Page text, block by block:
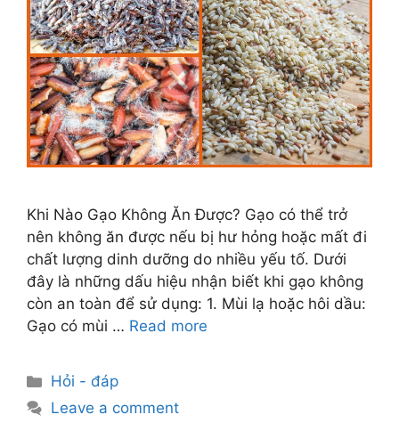
Khi Nào Gạo Không Ăn Được? Gạo có thể trở
nên không ăn được nếu bị hư hỏng hoặc mất đi
chất lượng dinh dưỡng do nhiều yếu tố. Dưới
đây là những dấu hiệu nhận biết khi gạo không
còn an toàn để sử dụng: 1. Mùi lạ hoặc hôi dầu:
Gạo có mùi … Read more
Categories
Hỏi - đáp
Leave a comment